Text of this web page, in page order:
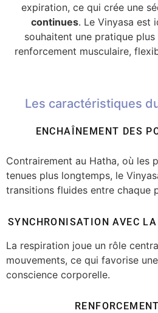
expiration, ce qui crée une
continues. Le Vinyasa est
souhaitent une pratique
renforcement musculaire,
Les caractéristiques
ENCHAÎNEMENT DES
Contrairement au Hatha, où les
tenues plus longtemps, le
transitions fluides entre chaque
SYNCHRONISATION AVEC
La respiration joue un rôle
mouvements, ce qui favorise
conscience corporelle.